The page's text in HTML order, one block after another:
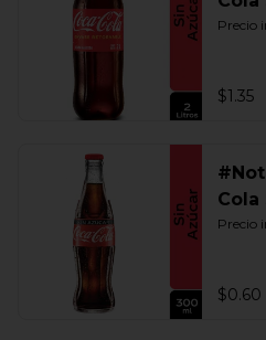
Precio
$1.35
Cola
Precio
$0.60